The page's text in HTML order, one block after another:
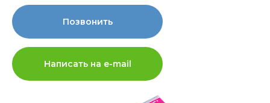
Позвонить
Написать на e-mail